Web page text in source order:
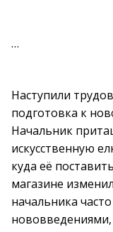
…
Наступили
подготовка к
Начальник
искусственную
куда её
магазине
начальника